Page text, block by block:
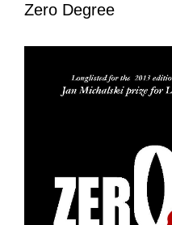
Zero Degree